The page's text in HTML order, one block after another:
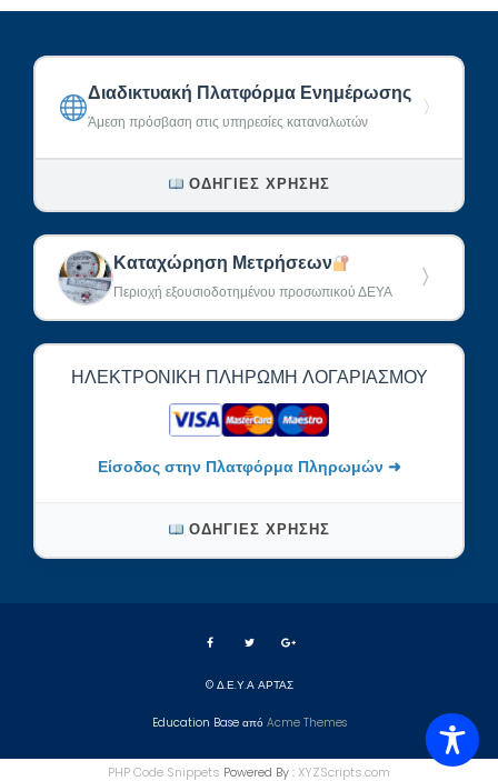
Διαδικτυακή Πλατφόρμα Ενημέρωσης
Άμεση πρόσβαση στις υπηρεσίες καταναλωτών
〉
ΟΔΗΓΊΕΣ ΧΡΉΣΗΣ
Καταχώρηση Μετρήσεων
Περιοχή εξουσιοδοτημένου προσωπικού ΔΕΥΑ
〉
ΗΛΕΚΤΡΟΝΙΚΉ ΠΛΗΡΩΜΉ ΛΟΓΑΡΙΑΣΜΟΎ
Είσοδος στην Πλατφόρμα Πληρωμών ➜
ΟΔΗΓΊΕΣ ΧΡΉΣΗΣ
© Δ.Ε.Υ.Α ΑΡΤΑΣ
Education Base από Acme Themes
PHP Code Snippets Powered By : XYZScripts.com